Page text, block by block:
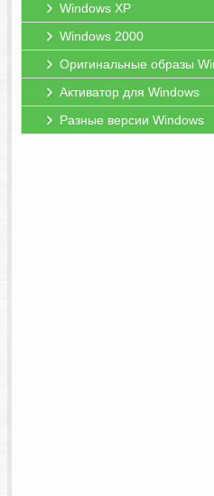
Windows XP
Windows 2000
Оригинальные образы
Активатор для Windows
Разные версии Windows